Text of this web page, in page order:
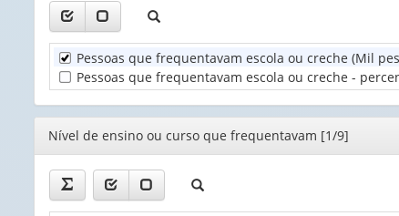
Unidade
Territorial
(1)
Pessoas que frequentavam escola ou creche (Mil
Pessoas que frequentavam escola ou creche -
Editor
Nível de ensino ou curso que frequentavam [1/9]